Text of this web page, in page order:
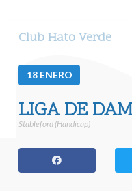
Club Hato Verde
18 ENERO
LIGA DE
Stableford (Handicap)